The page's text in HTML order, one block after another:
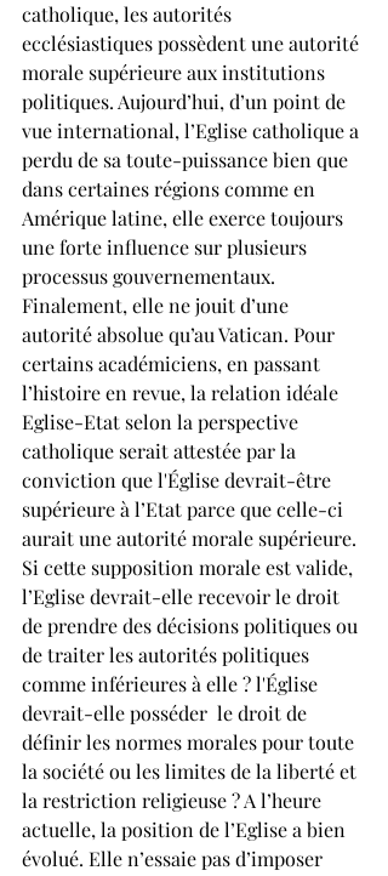
catholique, les autorités
ecclésiastiques possèdent une autorité
morale supérieure aux institutions
politiques. Aujourd’hui, d’un point de
vue international, l’Eglise catholique a
perdu de sa toute-puissance bien que
dans certaines régions comme en
Amérique latine, elle exerce toujours
une forte influence sur plusieurs
processus gouvernementaux.
Finalement, elle ne jouit d’une
autorité absolue qu’au Vatican. Pour
certains académiciens, en passant
l’histoire en revue, la relation idéale
Eglise-Etat selon la perspective
catholique serait attestée par la
conviction que l'Église devrait-être
supérieure à l’Etat parce que celle-ci
aurait une autorité morale supérieure.
Si cette supposition morale est valide,
l’Eglise devrait-elle recevoir le droit
de prendre des décisions politiques ou
de traiter les autorités politiques
comme inférieures à elle ? l'Église
devrait-elle posséder  le droit de
définir les normes morales pour toute
la société ou les limites de la liberté et
la restriction religieuse ? A l’heure
actuelle, la position de l’Eglise a bien
évolué. Elle n’essaie pas d’imposer